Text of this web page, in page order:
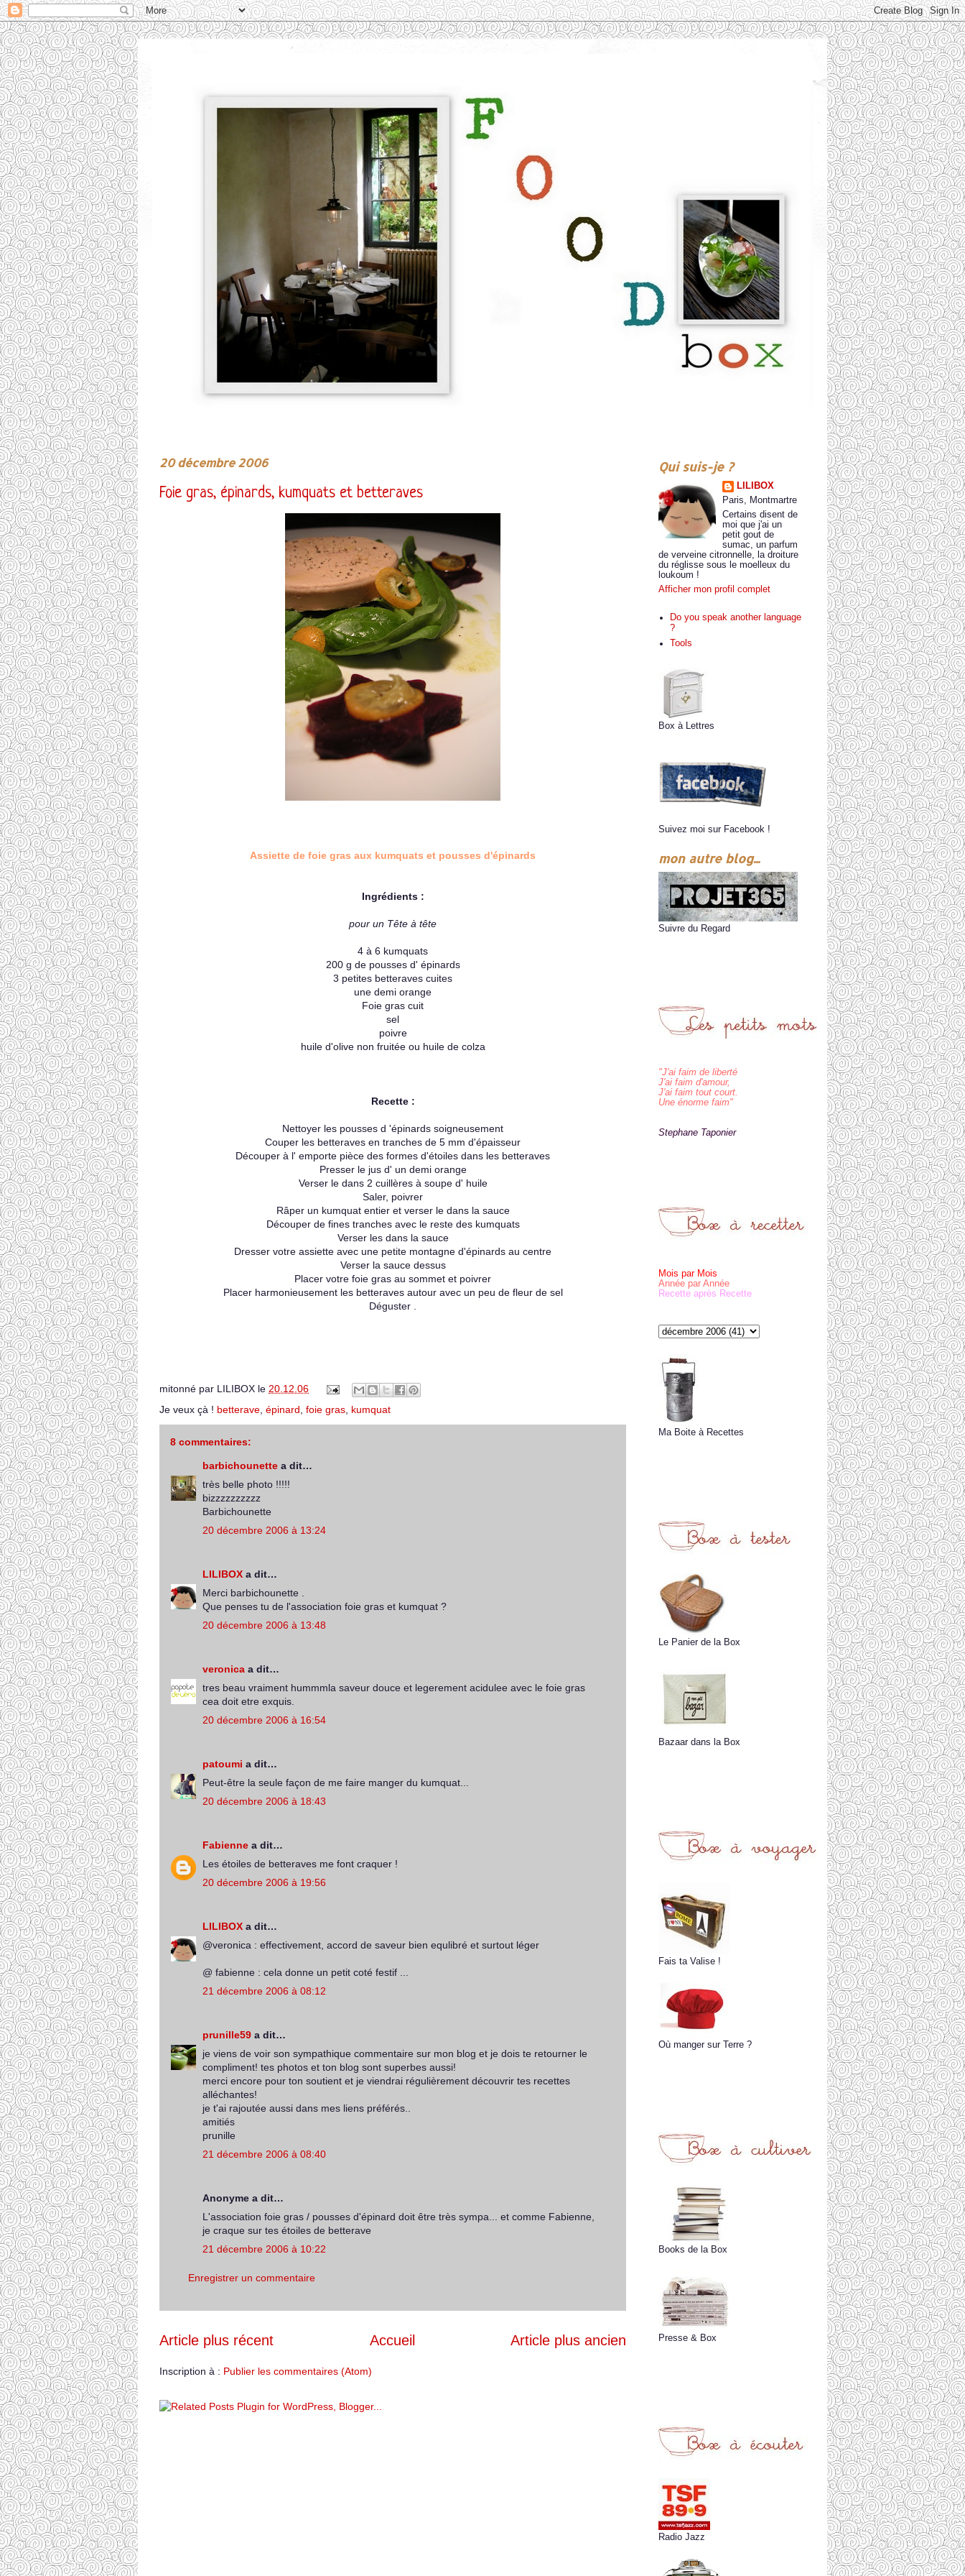
20 décembre 2006
Foie gras, épinards, kumquats et betteraves
Assiette de foie gras aux kumquats et pousses d'épinards
Ingrédients :
pour un Tête à tête
4 à 6 kumquats
200 g de pousses d' épinards
3 petites betteraves cuites
une demi orange
Foie gras cuit
sel
poivre
huile d'olive non fruitée ou huile de colza
Recette :
Nettoyer les pousses d 'épinards soigneusement
Couper les betteraves en tranches de 5 mm d'épaisseur
Découper à l' emporte pièce des formes d'étoiles dans les betteraves
Presser le jus d' un demi orange
Verser le dans 2 cuillères à soupe d' huile
Saler, poivrer
Râper un kumquat entier et verser le dans la sauce
Découper de fines tranches avec le reste des kumquats
Verser les dans la sauce
Dresser votre assiette avec une petite montagne d'épinards au centre
Verser la sauce dessus
Placer votre foie gras au sommet et poivrer
Placer harmonieusement les betteraves autour avec un peu de fleur de sel
Déguster .
mitonné par LILIBOX le 20.12.06
Je veux çà ! betterave épinard foie gras kumquat
8 commentaires:
barbichounette a dit…
très belle photo !!!!!
bizzzzzzzzzz
Barbichounette
20 décembre 2006 à 13:24
LILIBOX a dit…
Merci barbichounette .
Que penses tu de l'association foie gras et kumquat ?
20 décembre 2006 à 13:48
veronica a dit…
tres beau vraiment hummmla saveur douce et legerement acidulee avec le foie gras
cea doit etre exquis.
20 décembre 2006 à 16:54
patoumi a dit…
Peut-être la seule façon de me faire manger du kumquat...
20 décembre 2006 à 18:43
Fabienne a dit…
Les étoiles de betteraves me font craquer !
20 décembre 2006 à 19:56
LILIBOX a dit…
@veronica : effectivement, accord de saveur bien equlibré et surtout léger
@ fabienne : cela donne un petit coté festif ...
21 décembre 2006 à 08:12
prunille59 a dit…
je viens de voir son sympathique commentaire sur mon blog et je dois te retourner le
compliment! tes photos et ton blog sont superbes aussi!
merci encore pour ton soutient et je viendrai régulièrement découvrir tes recettes
alléchantes!
je t'ai rajoutée aussi dans mes liens préférés..
amitiés
prunille
21 décembre 2006 à 08:40
Anonyme a dit…
L'association foie gras / pousses d'épinard doit être très sympa... et comme Fabienne,
je craque sur tes étoiles de betterave
21 décembre 2006 à 10:22
Enregistrer un commentaire
Article plus récent Article plus ancien
Accueil
Inscription à : Publier les commentaires (Atom)
Qui suis-je ?
LILIBOX
Paris, Montmartre
Certains disent de
moi que j'ai un
petit gout de
sumac, un parfum
de verveine citronnelle, la droiture
du réglisse sous le moelleux du
loukoum !
Afficher mon profil complet
Do you speak another language
?
Tools
Box à Lettres
Suivez moi sur Facebook !
mon autre blog...
Suivre du Regard
"J'ai faim de liberté
J'ai faim d'amour,
J'ai faim tout court.
Une énorme faim"
Stephane Taponier
Mois par Mois
Année par Année
Recette après Recette
Ma Boite à Recettes
Le Panier de la Box
Bazaar dans la Box
Fais ta Valise !
Où manger sur Terre ?
Books de la Box
Presse & Box
Radio Jazz